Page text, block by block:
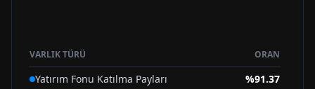
VARLIK TÜRÜ ORAN
Yatırım Fonu Katılma Payları %91.37